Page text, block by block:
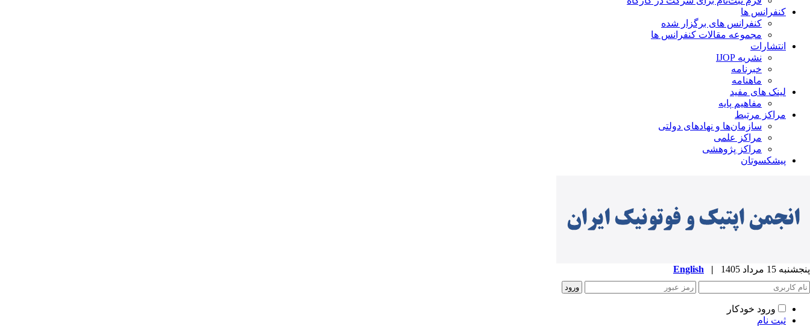
کنفرانس ها
کنفرانس های برگزار شده
مجموعه مقالات کنفرانس ها
انتشارات
نشریه IJOP
خبرنامه
ماهنامه
لینک های مفید
مفاهیم پایه
مراکز مرتبط
سازمان‌ها و نهادهای دولتی
مراکز علمی
مراکز پژوهشی
پیشکسوتان
پنجشنبه 15 مرداد 1405 |
English
ورود خودکار
ثبت نام